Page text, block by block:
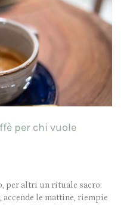
per chi vuole
per altri un rituale sacro:
accende le mattine, riempie